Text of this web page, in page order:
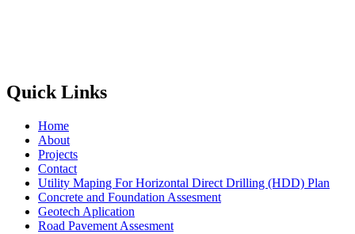
Quick Links
Home
About
Projects
Contact
Utility Maping For Horizontal Direct Drilling (HDD) Plan
Concrete and Foundation Assesment
Geotech Aplication
Road Pavement Assesment